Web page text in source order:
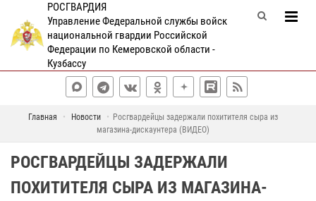
РОСГВАРДИЯ
Управление Федеральной службы войск
национальной гвардии Российской
Федерации по Кемеровской области -
Кузбассу
Главная Новости
Росгвардейцы задержали похитителя сыра из
магазина-дискаунтера (ВИДЕО)
РОСГВАРДЕЙЦЫ ЗАДЕРЖАЛИ
ПОХИТИТЕЛЯ СЫРА ИЗ МАГАЗИНА-